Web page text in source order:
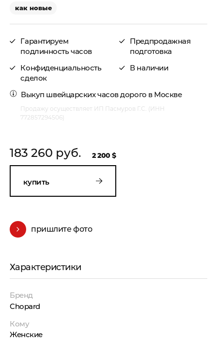
как новые
Гарантируем
подлинность часов
Конфиденциальность
сделок
Предпродажная
подготовка
В наличии
Выкуп швейцарских часовдорого в Москве
Продажу осуществляет ИП Пасмуров Г.С. (ИНН
772857294506)
183 260 руб. 2 200 $
купить
пришлите фото
Характеристики
Бренд
Chopard
Кому
Женские